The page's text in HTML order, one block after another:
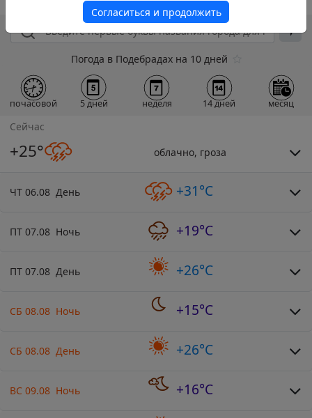
Погода в Подебрадах на 10 дней
почасовой 5 дней неделя 14 дней месяц
Сейчас
+25° облачно, гроза
ЧТ 06.08 День +31°C
ПТ 07.08 Ночь +19°C
ПТ 07.08 День +26°C
СБ 08.08 Ночь +15°C
СБ 08.08 День +26°C
ВС 09.08 Ночь +16°C
Согласиться и продолжить